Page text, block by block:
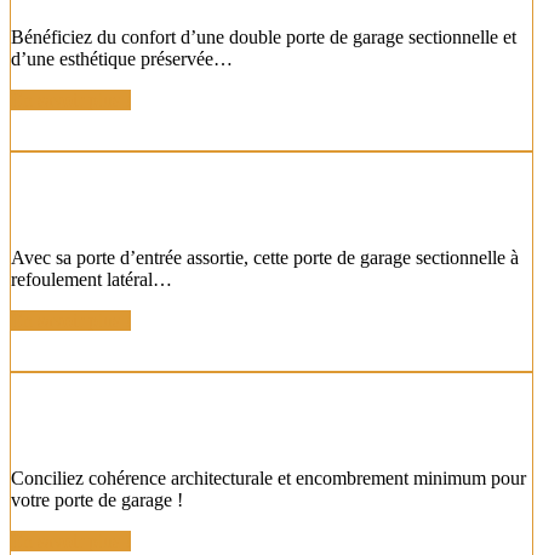
Bénéficiez du confort d’une double porte de garage sectionnelle et
d’une esthétique préservée…
Avec sa porte d’entrée assortie, cette porte de garage sectionnelle à
refoulement latéral…
Conciliez cohérence architecturale et encombrement minimum pour
votre porte de garage !